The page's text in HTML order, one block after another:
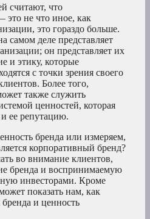
считают, что
не что иное, как
это гораздо больше.
самом деле представляет
он представляет их
и этику, которые
с точки зрения своего
Более того,
также служить
ценностей, которая
ее репутацию.
бренда или измеряем,
корпоративный бренд?
во внимание клиентов,
бренда и воспринимаемую
инвесторами. Кроме
показать нам, как
и ценность